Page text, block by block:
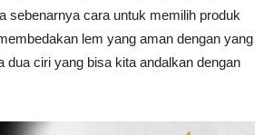
sebenarnya cara untuk memilih produk
lem yang aman dengan yang
dua ciri yang bisa kita andalkan dengan